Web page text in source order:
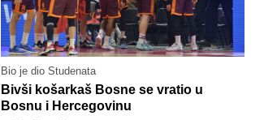
Bio je dio Studenata
Bivši košarkaš Bosne se vratio u
Bosnu i Hercegovinu